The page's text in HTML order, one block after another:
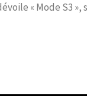
« Mode S3 »,